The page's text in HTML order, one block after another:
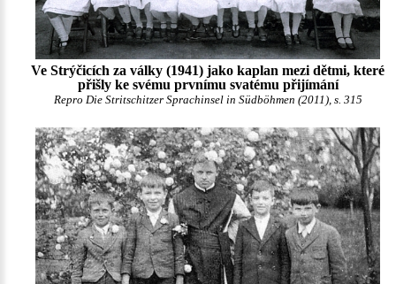
Ve Strýčicích za války (1941) jako kaplan mezi dětmi, které
přišly ke svému prvnímu svatému přijímání
Repro Die Stritschitzer Sprachinsel in Südböhmen (2011), s. 315